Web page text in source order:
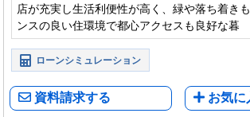
店が充実し生活利便性が高く、緑や落ち着き
ンスの良い住環境で都心アクセスも良好な暮
エリア。資産性も期待できる安心感のある街
ローンシミュレーション
資料請求する お気に